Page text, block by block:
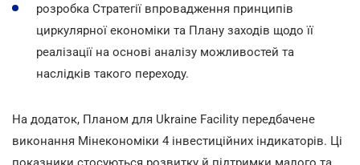
розробка Стратегії впровадження принципів
циркулярної економіки та Плану заходів щодо її
реалізації на основі аналізу можливостей та
наслідків такого переходу.
На додаток, Планом для Ukraine Facility передбачене
виконання Мінекономіки 4 інвестиційних індикаторів. Ці